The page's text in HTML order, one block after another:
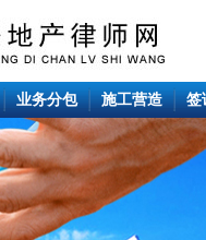
业务分包 施工营造 签